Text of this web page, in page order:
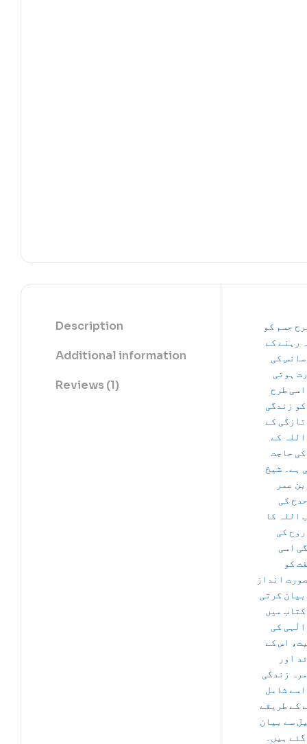
Description
Additional information
Reviews (1)
جسم کو
رہنے کے
کی
ہوتی
طرح
زندگی
کے
کے
حاجت
ہے۔ شیخ
عمر
کی
اللہ کا
کی
اسی
کو
انداز
کرتی
میں
کی
اس کے
اور
زندگی
شامل
کے طریقے
سے بیان
ہیں۔